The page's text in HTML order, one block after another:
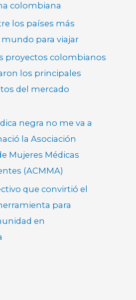
colombiana
los países más
para viajar
proyectos colombianos
los principales
del mercado
negra no me va a
la Asociación
Mujeres Médicas
(ACMMA)
que convirtió el
para
en